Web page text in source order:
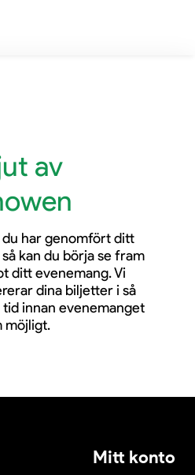
av
du har genomfört ditt
kan du börja se fram
ditt evenemang. Vi
dina biljetter i så
tid innan evenemanget
möjligt.
Mitt konto